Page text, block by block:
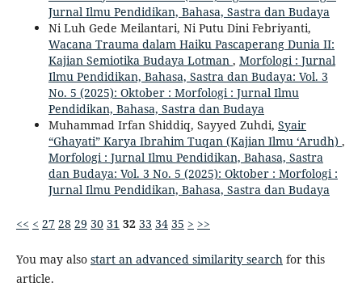
Jurnal Ilmu Pendidikan, Bahasa, Sastra dan Budaya
Ni Luh Gede Meilantari, Ni Putu Dini Febriyanti,
Wacana Trauma dalam Haiku Pascaperang Dunia II:
Kajian Semiotika Budaya Lotman , Morfologi : Jurnal
Ilmu Pendidikan, Bahasa, Sastra dan Budaya: Vol. 3
No. 5 (2025): Oktober : Morfologi : Jurnal Ilmu
Pendidikan, Bahasa, Sastra dan Budaya
Muhammad Irfan Shiddiq, Sayyed Zuhdi, Syair
“Ghayati” Karya Ibrahim Tuqan (Kajian Ilmu ‘Arudh) ,
Morfologi : Jurnal Ilmu Pendidikan, Bahasa, Sastra
dan Budaya: Vol. 3 No. 5 (2025): Oktober : Morfologi :
Jurnal Ilmu Pendidikan, Bahasa, Sastra dan Budaya
<< < 27 28 29 30 31 32 33 34 35 > >>
You may also start an advanced similarity searchfor this
article.